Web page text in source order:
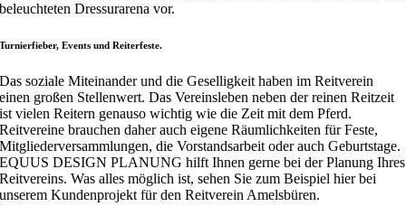
Turnierfieber, Events und Reiterfeste.
Das soziale Miteinander und die Geselligkeit haben im Reitverein
einen großen Stellenwert. Das Vereinsleben neben der reinen Reitzeit
ist vielen Reitern genauso wichtig wie die Zeit mit dem Pferd.
Reitvereine brauchen daher auch eigene Räumlichkeiten für Feste,
Mitgliederversammlungen, die Vorstandsarbeit oder auch Geburtstage.
EQUUS DESIGN PLANUNG hilft Ihnen gerne bei der Planung Ihres
Reitvereins. Was alles möglich ist, sehen Sie zum Beispiel hier bei
unserem Kundenprojekt für den Reitverein Amelsbüren.